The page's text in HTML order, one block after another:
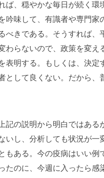
ば、穏やかな毎日が続く
吟味して、有識者や専門
べきである。そうすれば
わらないので、政策を変
表明する。もしくは、決
として良くない。だから
記の説明から明白ではあ
いし、分析しても状況が
もある。今の疫病はいい
たのに、今週に入ったら